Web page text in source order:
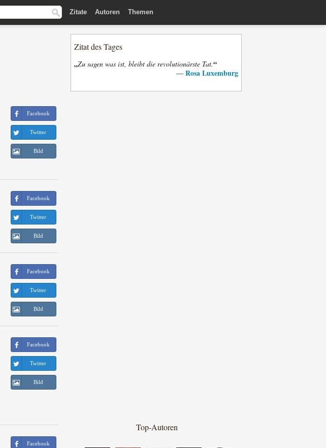
Zitate Autoren Themen
Facebook
Twitter
Bild
Facebook
Twitter
Bild
Facebook
Twitter
Bild
Facebook
Twitter
Bild
Facebook
Zitat des Tages
„Zu sagen was ist, bleibt die revolutionärste Tat.“
— Rosa Luxemburg
Top-Autoren